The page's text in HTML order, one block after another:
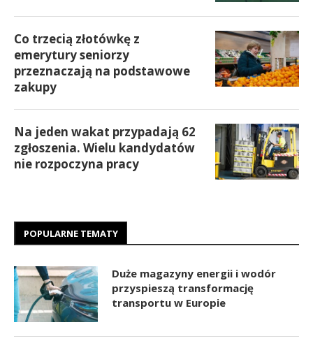
Co trzecią złotówkę z
emerytury seniorzy
przeznaczają na podstawowe
zakupy
Na jeden wakat przypadają 62
zgłoszenia. Wielu kandydatów
nie rozpoczyna pracy
POPULARNE TEMATY
Duże magazyny energii i wodór
przyspieszą transformację
transportu w Europie